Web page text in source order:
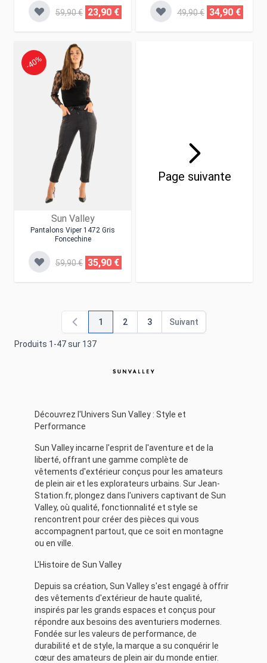
59,90 € 23,90 € 49,90 € 34,90 €
Sun Valley
Pantalons Viper 1472 Gris
Foncechine
-40%
59,90 € 35,90 €
Page suivante
Produits 1 -47sur 137
Vous lisez actuellement la page
1
Page
2
Page
3
Page
Suivant
Découvrez l'Univers Sun Valley : Style et
Performance
Sun Valley incarne l'esprit de l'aventure et de la
liberté, offrant une gamme complète de
vêtements d'extérieur conçus pour les amateurs
de plein air et les explorateurs urbains. Sur Jean-
Station.fr, plongez dans l'univers captivant de Sun
Valley, où qualité, fonctionnalité et style se
rencontrent pour créer des pièces qui vous
accompagnent partout, que ce soit en montagne
ou en ville.
L'Histoire de Sun Valley
Depuis sa création, Sun Valley s'est engagé à offrir
des vêtements d'extérieur de haute qualité,
inspirés par les grands espaces et conçus pour
répondre aux besoins des aventuriers modernes.
Fondée sur les valeurs de performance, de
durabilité et de style, la marque a su conquérir le
cœur des amateurs de plein air du monde entier.